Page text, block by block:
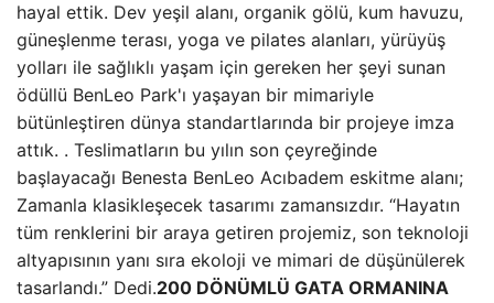
hayal ettik. Dev yeşil alanı, organik gölü, kum havuzu,
güneşlenme terası, yoga ve pilates alanları, yürüyüş
yolları ile sağlıklı yaşam için gereken her şeyi sunan
ödüllü BenLeo Park'ı yaşayan bir mimariyle
bütünleştiren dünya standartlarında bir projeye imza
attık. . Teslimatların bu yılın son çeyreğinde
başlayacağı Benesta BenLeo Acıbadem eskitme alanı;
Zamanla klasikleşecek tasarımı zamansızdır. “Hayatın
tüm renklerini bir araya getiren projemiz, son teknoloji
altyapısının yanı sıra ekoloji ve mimari de düşünülerek
tasarlandı.” Dedi.200 DÖNÜMLÜ GATA ORMANINA